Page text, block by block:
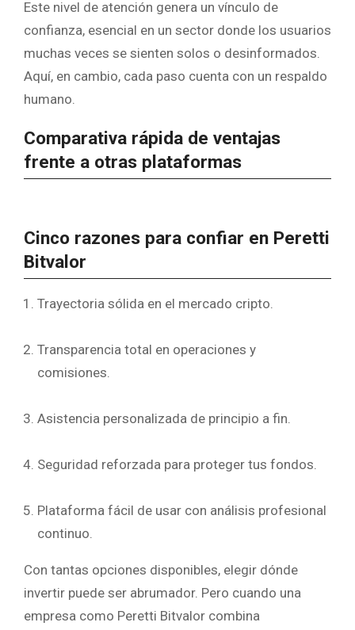
Este nivel de atención genera un vínculo de
confianza, esencial en un sector donde los usuarios
muchas veces se sienten solos o desinformados.
Aquí, en cambio, cada paso cuenta con un respaldo
humano.
Comparativa rápida de ventajas
frente a otras plataformas
Cinco razones para confiar en Peretti
Bitvalor
Trayectoria sólida en el mercado cripto.
Transparencia total en operaciones y
comisiones.
Asistencia personalizada de principio a fin.
Seguridad reforzada para proteger tus fondos.
Plataforma fácil de usar con análisis profesional
continuo.
Con tantas opciones disponibles, elegir dónde
invertir puede ser abrumador. Pero cuando una
empresa como Peretti Bitvalor combina